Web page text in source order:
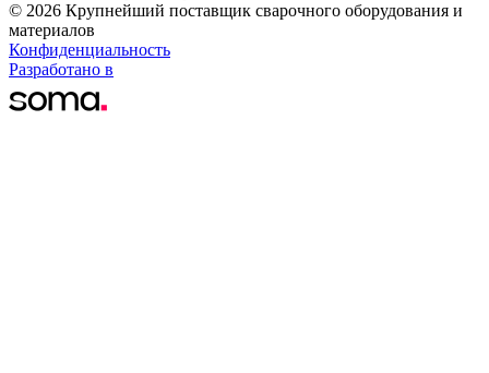
© 2026 Крупнейший поставщик сварочного оборудования и
материалов
Конфиденциальность
Разработано в